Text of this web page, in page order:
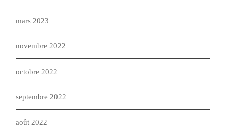
mars 2023
novembre 2022
octobre 2022
septembre 2022
août 2022